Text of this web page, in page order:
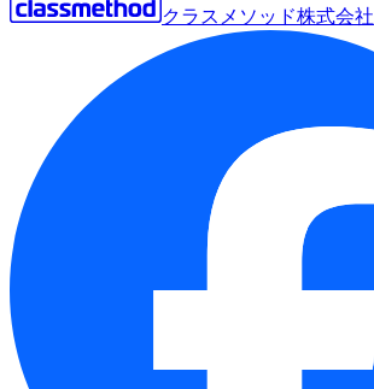
クラスメソッド株式会社